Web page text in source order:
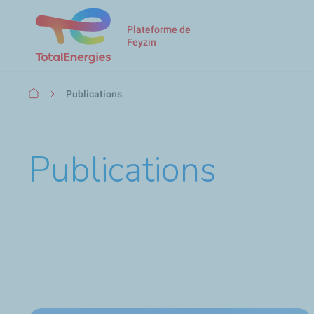
Plateforme de
Feyzin
Fil
Publications
Publications